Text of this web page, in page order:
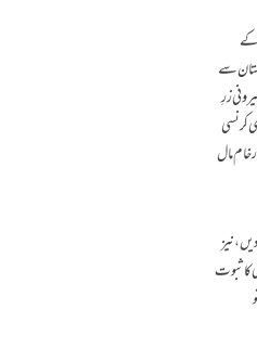
کے
سے
زرِ
کرنسی
خام مال
نیز
کا ثبوت